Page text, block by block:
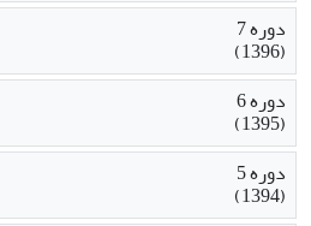
دوره 7
(1396)
دوره 6
(1395)
دوره 5
(1394)